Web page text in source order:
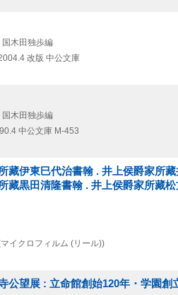
木田独歩編
改版 中公文庫
木田独歩編
中公文庫 M-453
藏伊東巳代治書翰 . 井上侯爵家所
藏黒田清隆書翰 . 井上侯爵家所藏
イクロフィルム (リール))
公望展 : 立命館創始120年・学園創